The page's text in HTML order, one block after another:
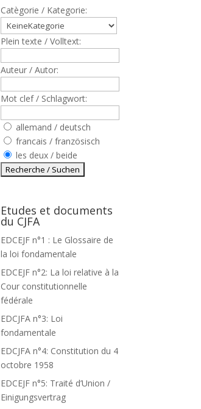
Catègorie / Kategorie:
Plein texte / Volltext:
Auteur / Autor:
Mot clef / Schlagwort:
allemand / deutsch
francais / französisch
les deux / beide
Etudes et documents
du CJFA
EDCEJF n°1 : Le Glossaire de
la loi fondamentale
EDCEJF n°2: La loi relative à la
Cour constitutionnelle
fédérale
EDCJFA n°3: Loi
fondamentale
EDCJFA n°4: Constitution du 4
octobre 1958
EDCEJF n°5: Traité d’Union /
Einigungsvertrag